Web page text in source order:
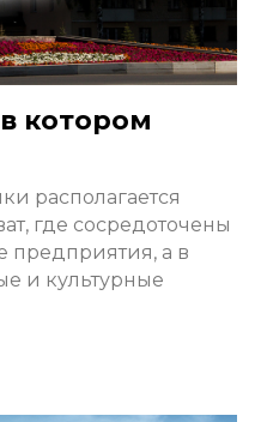
котором
располагается
где сосредоточены
а в
и культурные